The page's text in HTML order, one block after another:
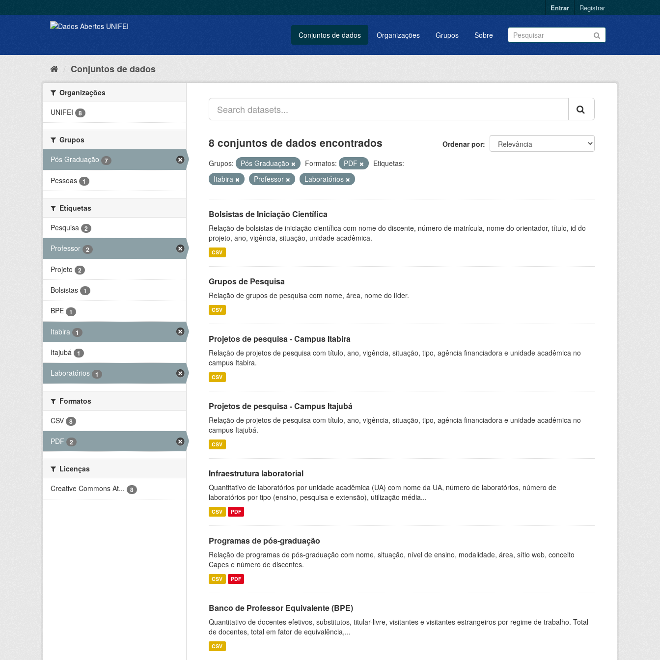
Entrar Registrar
Conjuntos de dados Organizações Grupos Sobre
Conjuntos de dados
Organizações
UNIFEI
8
Grupos
Pós Graduação
7
Pessoas 1
Etiquetas
Pesquisa
2
Professor 2
Projeto 2
Bolsistas 1
BPE 1
Itabira 1
Itajubá 1
Laboratórios 1
Formatos
CSV
8
PDF 2
Licenças
Creative Commons At...
8
Ordenar por
8 conjuntos de dados encontrados
Grupos: Pós Graduação Formatos: PDF
Etiquetas:
Itabira
Professor Laboratórios
Bolsistas de Iniciação Científica
Relação de bolsistas de iniciação científica com nome do discente, número de matrícula, nome do orientador, título, id do
projeto, ano, vigência, situação, unidade acadêmica.
CSV
Grupos de Pesquisa
Relação de grupos de pesquisa com nome, área, nome do líder.
CSV
Projetos de pesquisa - Campus Itabira
Relação de projetos de pesquisa com título, ano, vigência, situação, tipo, agência financiadora e unidade acadêmica no
campus Itabira.
CSV
Projetos de pesquisa - Campus Itajubá
Relação de projetos de pesquisa com título, ano, vigência, situação, tipo, agência financiadora e unidade acadêmica no
campus Itajubá.
CSV
Infraestrutura laboratorial
Quantitativo de laboratórios por unidade acadêmica (UA) com nome da UA, número de laboratórios, número de
laboratórios por tipo (ensino, pesquisa e extensão), utilização média...
CSV PDF
Programas de pós-graduação
Relação de programas de pós-graduação com nome, situação, nível de ensino, modalidade, área, sítio web, conceito
Capes e número de discentes.
CSV PDF
Banco de Professor Equivalente (BPE)
Quantitativo de docentes efetivos, substitutos, titular-livre, visitantes e visitantes estrangeiros por regime de trabalho. Total
de docentes, total em fator de equivalência,...
CSV